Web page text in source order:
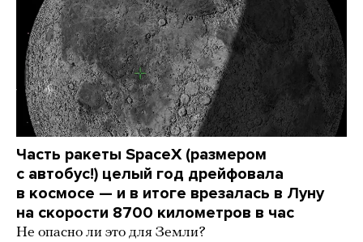
Часть ракеты SpaceX (размером
с автобус!) целый год дрейфовала
в космосе — и в итоге врезалась в Луну
на скорости 8700 километров в час
Не опасно ли это для Земли?